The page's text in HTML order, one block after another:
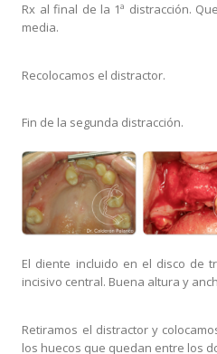
Rx al final de la 1ª distracción.
media.
Recolocamos el distractor.
Fin de la segunda distracción.
El diente incluido en el disco de
incisivo central. Buena altura y
Retiramos el distractor y
los huecos que quedan entre los